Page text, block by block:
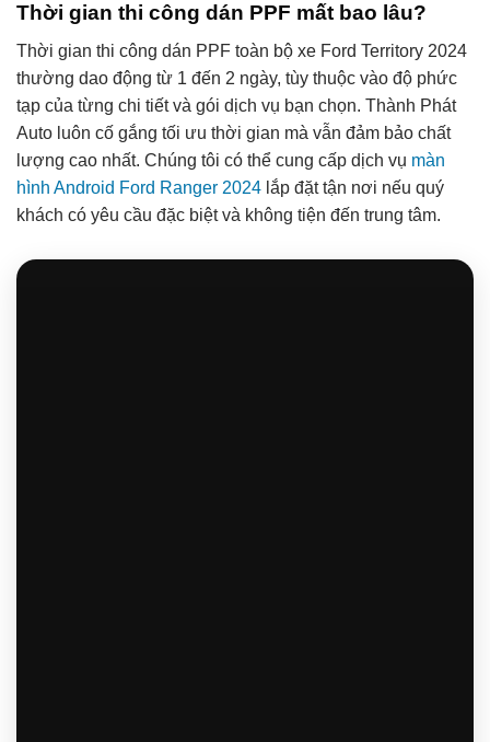
Thời gian thi công dán PPF mất bao lâu?
Thời gian thi công dán PPF toàn bộ xe Ford Territory 2024
thường dao động từ 1 đến 2 ngày, tùy thuộc vào độ phức
tạp của từng chi tiết và gói dịch vụ bạn chọn. Thành Phát
Auto luôn cố gắng tối ưu thời gian mà vẫn đảm bảo chất
lượng cao nhất. Chúng tôi có thể cung cấp dịch vụ màn
hình Android Ford Ranger 2024 lắp đặt tận nơi nếu quý
khách có yêu cầu đặc biệt và không tiện đến trung tâm.